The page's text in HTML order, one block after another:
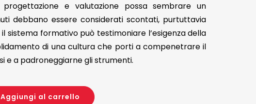
e valutazione possa sembrare un
debbano essere considerati scontati, purtuttavia
sistema formativo può testimoniare l’esigenza della
di una cultura che porti a compenetrare il
e a padroneggiarne gli strumenti.
Aggiungi al carrello